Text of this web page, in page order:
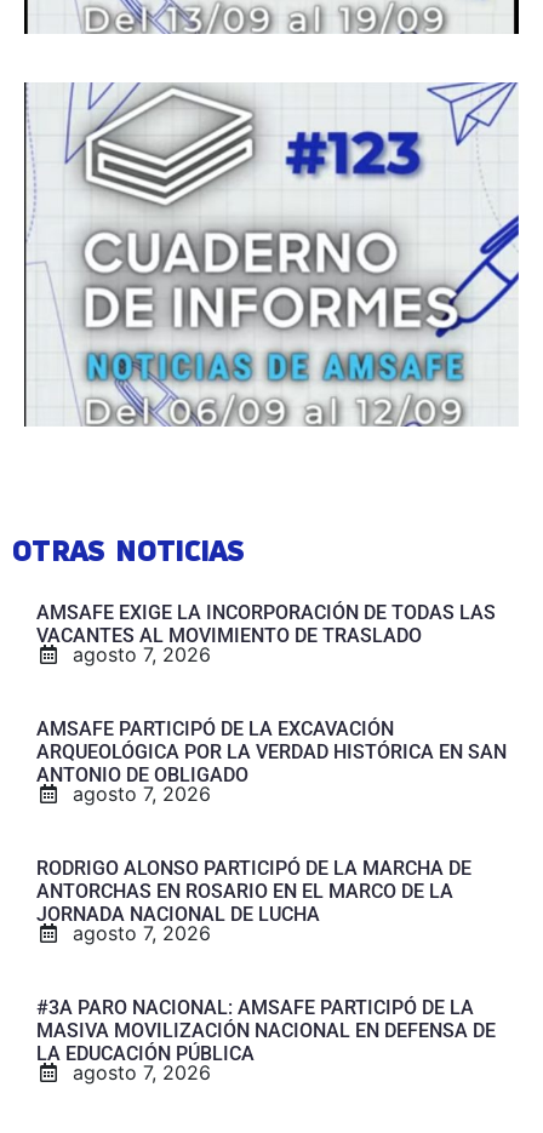
OTRAS NOTICIAS
AMSAFE EXIGE LA INCORPORACIÓN DE TODAS LAS
VACANTES AL MOVIMIENTO DE TRASLADO
agosto 7, 2026
AMSAFE PARTICIPÓ DE LA EXCAVACIÓN
ARQUEOLÓGICA POR LA VERDAD HISTÓRICA EN SAN
ANTONIO DE OBLIGADO
agosto 7, 2026
RODRIGO ALONSO PARTICIPÓ DE LA MARCHA DE
ANTORCHAS EN ROSARIO EN EL MARCO DE LA
JORNADA NACIONAL DE LUCHA
agosto 7, 2026
#3A PARO NACIONAL: AMSAFE PARTICIPÓ DE LA
MASIVA MOVILIZACIÓN NACIONAL EN DEFENSA DE
LA EDUCACIÓN PÚBLICA
agosto 7, 2026